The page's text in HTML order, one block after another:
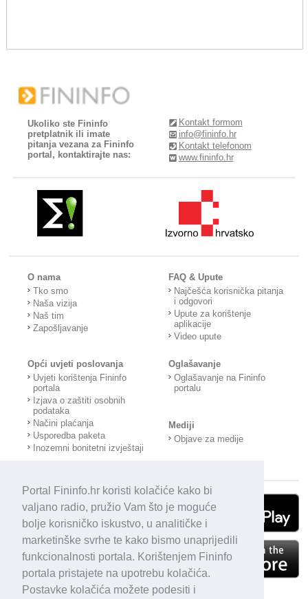
Portal Fininfo.hr koristi kolačiće kako bi
valjano radio, pružio Vam što je moguće
bolje korisničko iskustvo, u analitičke i
marketinške svrhe te kako bismo unaprijedili
funkcionalnosti portala. Korištenjem Fininfo
portala pristajete na upotrebu kolačića.
Postavke kolačića možete podesiti i
Ukoliko ste Fininfo
pretplatnik ili imate
pitanja vezana za Fininfo
portal, kontaktirajte nas:
Kontakt formom
info@fininfo.hr
Kontakt telefonom
www.fininfo.hr
O nama
Tko smo
Naša vizija
Naš tim
Zapošljavanje
FAQ & Upute
Najčešća korisnička pitanja
i odgovori
Upute za korištenje
aplikacije
Video upute
Opći uvjeti poslovanja
Uvjeti korištenja Fininfo
portala
Izjava o zaštiti osobnih
podataka
Načini plaćanja
Usporedba paketa
Inozemni bonitetni izvještaji
Oglašavanje
Oglašavanje na Fininfo
portalu
Mediji
Objave za medije